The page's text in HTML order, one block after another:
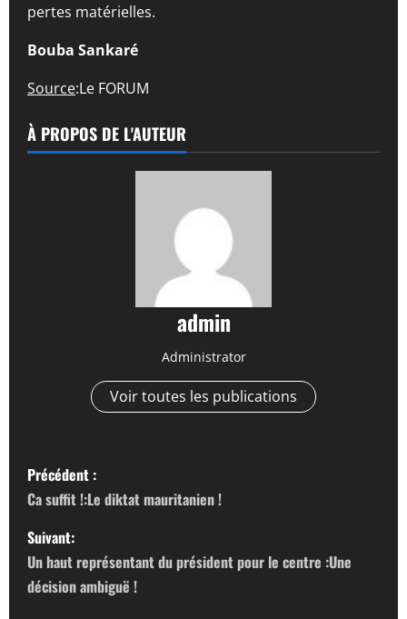
pertes matérielles.
Bouba Sankaré
Source:Le FORUM
À PROPOS DE L'AUTEUR
admin
Administrator
Voir toutes les publications
N
a
v
i
Précédent :
Ca suffit !:Le diktat mauritanien !
Suivant:
Un haut représentant du président pour le centre :Une
décision ambiguë !